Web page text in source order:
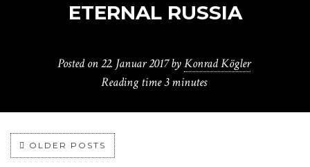
ETERNAL RUSSIA
Posted on22. Januar 2017 byKonrad Kögler
Reading time3 minutes
OLDER POSTS